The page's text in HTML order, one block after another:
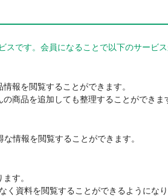
です。会員になることで以下のサービス
報を閲覧することができます。
商品を追加しても整理することができま
情報を閲覧することができます。
す。
資料を閲覧することができるようになり